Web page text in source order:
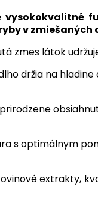
vysokokvalitné
v
zmes látok
držia na
s optimálnym
extrakty,